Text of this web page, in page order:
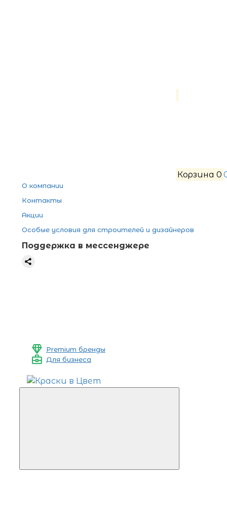
Корзина 0
О компании
Контакты
Акции
Особые условия для строителей и дизайнеров
Поддержка в мессенджере
Premium бренды
Для бизнеса